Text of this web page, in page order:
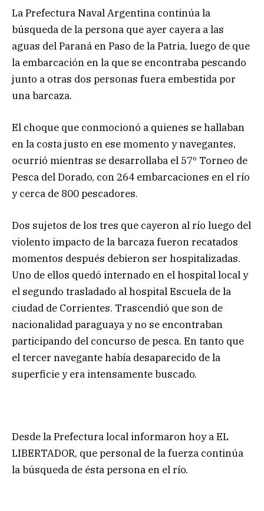
La Prefectura Naval Argentina continúa la
búsqueda de la persona que ayer cayera a las
aguas del Paraná en Paso de la Patria, luego de que
la embarcación en la que se encontraba pescando
junto a otras dos personas fuera embestida por
una barcaza.
El choque que conmocionó a quienes se hallaban
en la costa justo en ese momento y navegantes,
ocurrió mientras se desarrollaba el 57º Torneo de
Pesca del Dorado, con 264 embarcaciones en el río
y cerca de 800 pescadores.
Dos sujetos de los tres que cayeron al río luego del
violento impacto de la barcaza fueron recatados
momentos después debieron ser hospitalizadas.
Uno de ellos quedó internado en el hospital local y
el segundo trasladado al hospital Escuela de la
ciudad de Corrientes. Trascendió que son de
nacionalidad paraguaya y no se encontraban
participando del concurso de pesca. En tanto que
el tercer navegante había desaparecido de la
superficie y era intensamente buscado.
Desde la Prefectura local informaron hoy a EL
LIBERTADOR, que personal de la fuerza continúa
la búsqueda de ésta persona en el río.